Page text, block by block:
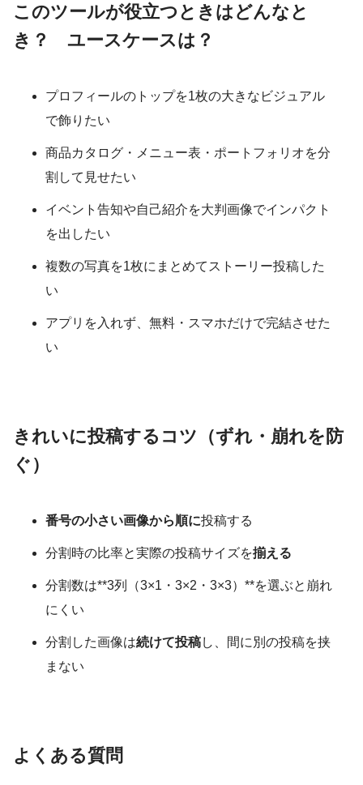
このツールが役立つときはどんなと
き？ ユースケースは？
プロフィールのトップを1枚の大きなビジュアル
で飾りたい
商品カタログ・メニュー表・ポートフォリオを分
割して見せたい
イベント告知や自己紹介を大判画像でインパクト
を出したい
複数の写真を1枚にまとめてストーリー投稿した
い
アプリを入れず、無料・スマホだけで完結させた
い
きれいに投稿するコツ（ずれ・崩れを防
ぐ）
番号の小さい画像から順に投稿する
分割時の比率と実際の投稿サイズを揃える
分割数は**3列（3×1・3×2・3×3）**を選ぶと崩れ
にくい
分割した画像は続けて投稿し、間に別の投稿を挟
まない
よくある質問